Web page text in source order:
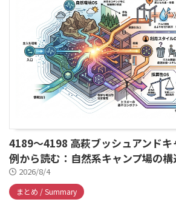
4189～4198 高萩ブッシュアンドキ
例から読む：自然系キャンプ場の
2026/8/4
まとめ / Summary